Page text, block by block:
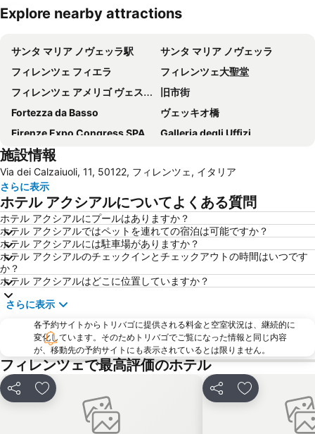
地図を拡大
Explore nearby attractions
サンタ マリア ノヴェッラ駅
サンタ マリア ノヴェッラ
フィレンツェ フィエラ
フィレンツェ大聖堂
フィレンツェ アメリゴ ヴェスプッチ空港
旧市街
Fortezza da Basso
ヴェッキオ橋
Firenze Expo Congress SPA
Galleria degli Uffizi
アカデミア美術館
ジョットの鐘楼
Mercato di San Lorenzo
San Lorenzo Market
(ピエンツァ)フィレンツェ歴史地区
ダビデ像 (ミケランジェロ)
Brunelleschi
Basilica of St Lawrence
Firenze Festival
Officina Profumo Farmaceutica di Santa Maria Novella
サンタ・クローチェ教会
The Westin Excelsior
Il Prato
Siena Railway Station
Palazzo Strozzi
カンポ ディ マルテ
Soffiano
Peretola
Antella
Teatro Manzoni
Staggia Senese
施設情報
Via dei Calzaiuoli, 11, 50122, フィレンツェ, イタリア
さらに表示
ホテル アクシアルについてよくある質問
ホテル アクシアルにプールはありますか？
ホテル アクシアルではペットを連れての宿泊は可能ですか？
ホテル アクシアルには駐車場がありますか？
ホテル アクシアルのチェックインとチェックアウトの時間はいつです
か？
ホテル アクシアルはどこに位置していますか？
さらに表示
各予約サイトからトリバゴに提供される料金と空室状況は、継続的に
変化しています。そのためトリバゴでご覧になった情報と同じ内容
が、移動先の予約サイトにも表示されているとは限りません。
フィレンツェで最高評価のホテル
シェア お気に入りに追加 シェア お気に入りに